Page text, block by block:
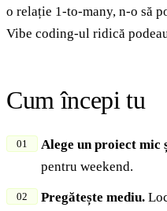
o relație 1-to-many, n-o să
Vibe coding-ul ridică
Cum începi tu
Alege un proiect mic
pentru weekend.
Pregătește mediu.